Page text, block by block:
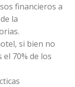
financieros a
la
si bien no
70% de los